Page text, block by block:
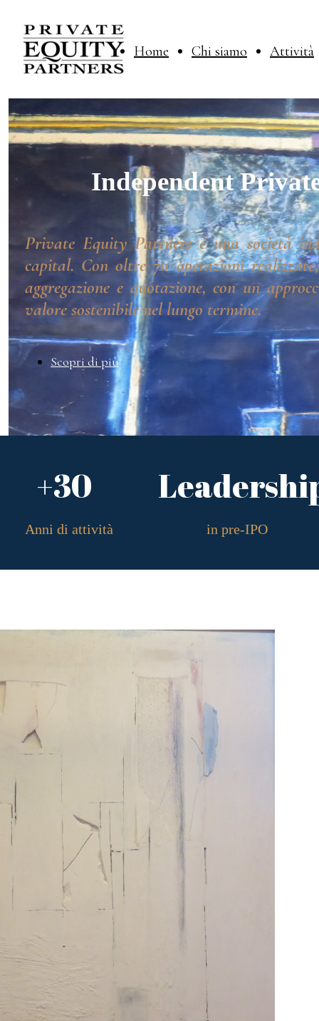
Home Chi siamo Attività
Independent
Private Equity Partners è una società
capital. Con oltre 70 operazioni
aggregazione e quotazione, con un
valore sostenibile nel lungo termine.
Scopri di più
+30
in pre-IPO
Anni di attività